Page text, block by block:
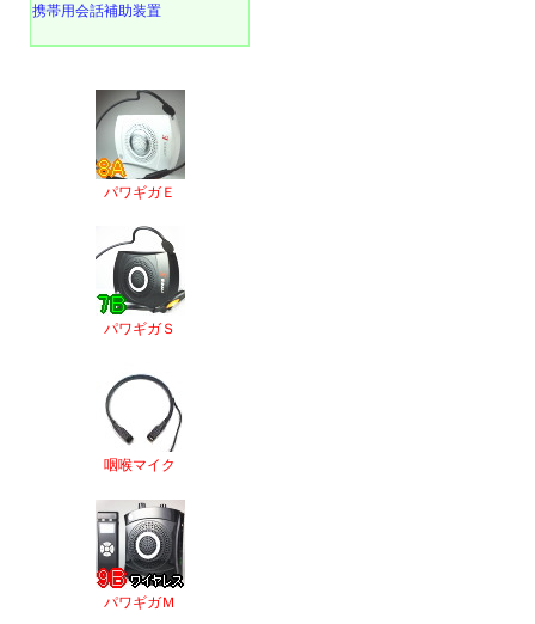
携帯用会話補助装置
パワギガＥ
パワギガＳ
咽喉マイク
パワギガＭ